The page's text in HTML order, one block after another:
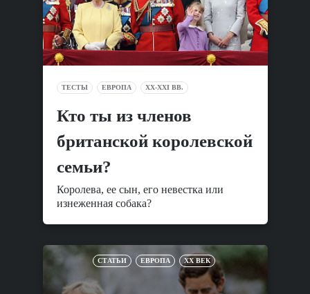
ТЕСТЫ ЕВРОПА XX-XXI ВВ.
Кто ты из членов
британской королевской
семьи?
Королева, ее сын, его невестка или
изнеженная собака?
СТАТЬИ ЕВРОПА XX ВЕК